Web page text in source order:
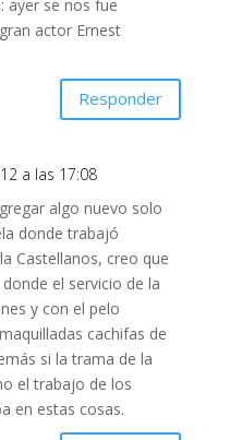
ayer se nos fue
actor Ernest
Responder
a las 17:08
algo nuevo solo
donde trabajó
Castellanos, creo que
el servicio de la
y con el pelo
cachifas de
si la trama de la
el trabajo de los
en estas cosas.